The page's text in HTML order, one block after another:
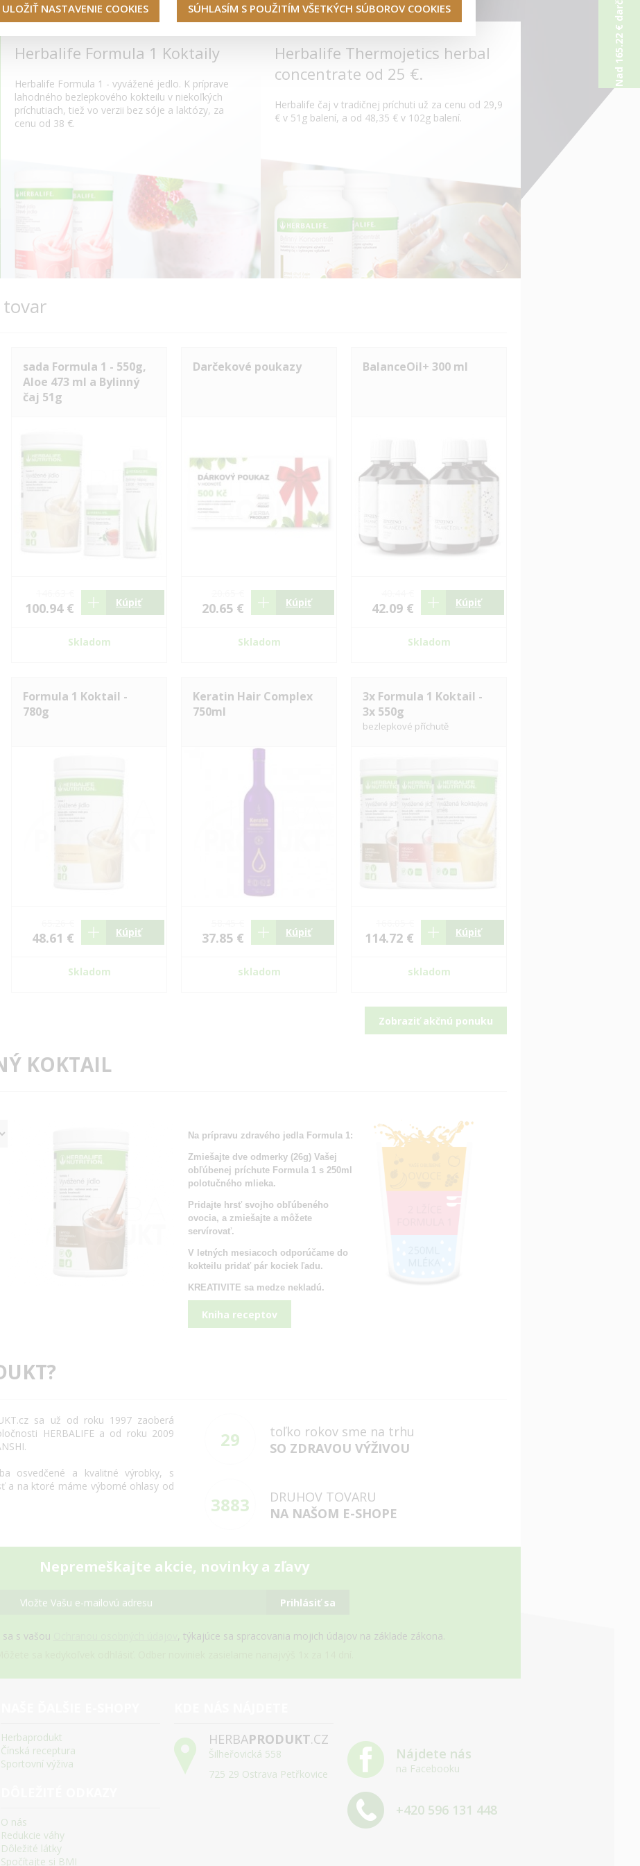
Herbalife Formula 1 Koktaily
Herbalife Formula 1 - vyvážené jedlo. K príprave
lahodného bezlepkového kokteilu v niekoľkých
príchutiach, tiež vo verzii bez sóje a laktózy, za
cenu od 38 €.
Herbalife Thermojetics herbal
concentrate od 25 €.
Herbalife čaj v tradičnej príchuti už za cenu od 29,9
€ v 51g balení, a od 48,35 € v 102g balení.
tovar
sada Formula 1 - 550g,
Aloe 473 ml a Bylinný
čaj 51g
100.94 € Kúpiť
Skladom
Darčekové poukazy
20.65 € Kúpiť
Skladom
BalanceOil+ 300 ml
42.09 € Kúpiť
Skladom
Formula 1 Koktail -
780g
48.61 € Kúpiť
Skladom
Keratin Hair Complex
750ml
37.85 € Kúpiť
skladom
3x Formula 1 Koktail -
3x 550g
bezlepkové příchutě
114.72 € Kúpiť
skladom
Zobraziť akčnú ponuku
KOKTAIL
Na prípravu zdravého jedla Formula 1:
Zmiešajte dve odmerky (26g) Vašej
obľúbenej príchute Formula 1 s 250ml
polotučného mlieka.
Pridajte hrsť svojho obľúbeného
ovocia, a zmiešajte a môžete
servírovať.
V letných mesiacoch odporúčame do
kokteilu pridať pár kociek ľadu.
KREATIVITE sa medze nekladú.
Kniha receptov
sa už od roku 1997 zaoberá
HERBALIFE a od roku 2009
.
osvedčené a kvalitné výrobky,
s
a na ktoré máme výborné ohlasy od
29
toľko rokov sme na trhu
SO ZDRAVOU VÝŽIVOU
3883
DRUHOV TOVARU
NA NAŠOM E-SHOPE
Nepremeškajte akcie, novinky a zľavy
Prihlásiť sa
s vašou
, týkajúce sa spracovania mojich údajov na základe zákona.
Herbaprodukt
Čínská receptura
Sportovní výživa
O nás
Redukcie váhy
Dôležité látky
Spočítajte si BMI
HERBAPRODUKT.CZ
Šilheřovická 558
725 29 Ostrava Petřkovice
Nájdete nás
na Facebooku
+420 596 131 448
ULOŽIŤ NASTAVENIE COOKIES SÚHLASÍM S POUŽITÍM VŠETKÝCH SÚBOROV COOKIES